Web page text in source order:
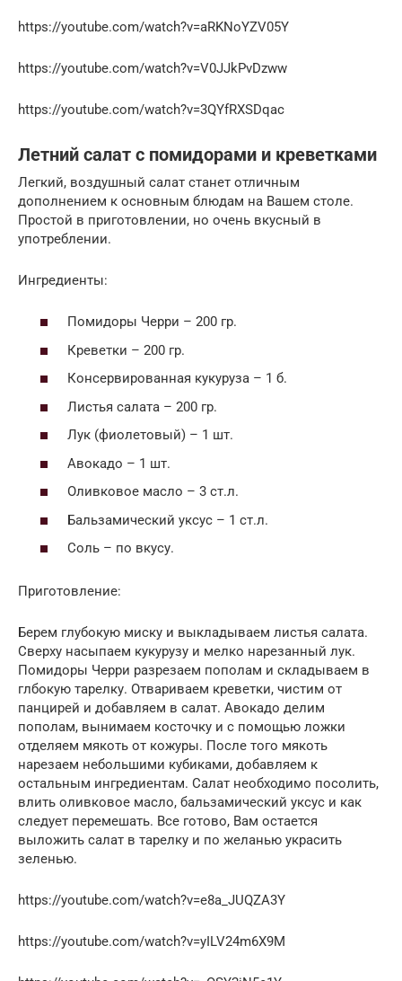
https://youtube.com/watch?v=aRKNoYZV05Y
https://youtube.com/watch?v=V0JJkPvDzww
https://youtube.com/watch?v=3QYfRXSDqac
Летний салат с помидорами и креветками
Легкий, воздушный салат станет отличным
дополнением к основным блюдам на Вашем столе.
Простой в приготовлении, но очень вкусный в
употреблении.
Ингредиенты:
Помидоры Черри – 200 гр.
Креветки – 200 гр.
Консервированная кукуруза – 1 б.
Листья салата – 200 гр.
Лук (фиолетовый) – 1 шт.
Авокадо – 1 шт.
Оливковое масло – 3 ст.л.
Бальзамический уксус – 1 ст.л.
Соль – по вкусу.
Приготовление:
Берем глубокую миску и выкладываем листья салата.
Сверху насыпаем кукурузу и мелко нарезанный лук.
Помидоры Черри разрезаем пополам и складываем в
глбокую тарелку. Отвариваем креветки, чистим от
панцирей и добавляем в салат. Авокадо делим
пополам, вынимаем косточку и с помощью ложки
отделяем мякоть от кожуры. После того мякоть
нарезаем небольшими кубиками, добавляем к
остальным ингредиентам. Салат необходимо посолить,
влить оливковое масло, бальзамический уксус и как
следует перемешать. Все готово, Вам остается
выложить салат в тарелку и по желанью украсить
зеленью.
https://youtube.com/watch?v=e8a_JUQZA3Y
https://youtube.com/watch?v=yILV24m6X9M